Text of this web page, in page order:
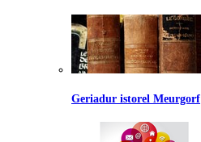
Geriadur istorel Meurgorf